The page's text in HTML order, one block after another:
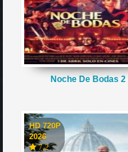
Noche De Bodas 2
HD 720P
2026
7,2